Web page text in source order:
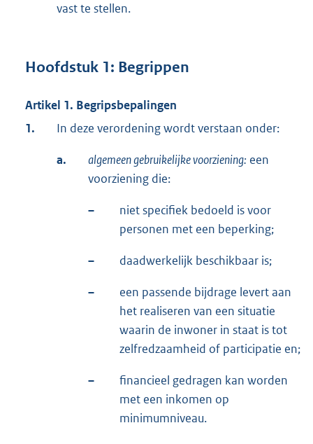
vast te stellen.
Hoofdstuk 1: Begrippen
Artikel 1. Begripsbepalingen
1.
In deze verordening wordt verstaan onder:
a. algemeen gebruikelijke voorziening: een
voorziening die:
–
niet specifiek bedoeld is voor
personen met een beperking;
– daadwerkelijk beschikbaar is;
–
een passende bijdrage levert aan
het realiseren van een situatie
waarin de inwoner in staat is tot
zelfredzaamheid of participatie en;
–
financieel gedragen kan worden
met een inkomen op
minimumniveau.